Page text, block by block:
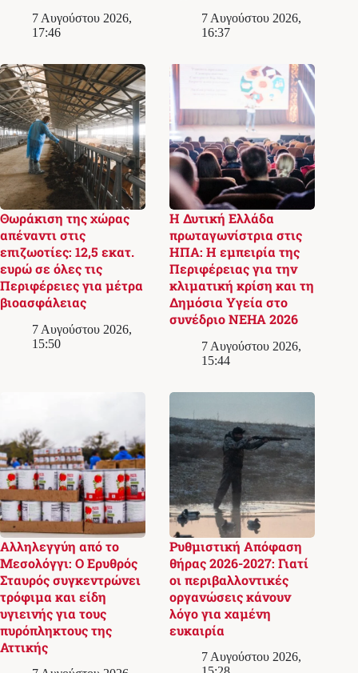
7 Αυγούστου 2026,
17:46
7 Αυγούστου 2026,
16:37
Θωράκιση της χώρας
απέναντι στις
επιζωοτίες: 12,5 εκατ.
ευρώ σε όλες τις
Περιφέρειες για μέτρα
βιοασφάλειας
7 Αυγούστου 2026,
15:50
Η Δυτική Ελλάδα
πρωταγωνίστρια στις
ΗΠΑ: Η εμπειρία της
Περιφέρειας για την
κλιματική κρίση και τη
Δημόσια Υγεία στο
συνέδριο NEHA 2026
7 Αυγούστου 2026,
15:44
Αλληλεγγύη από το
Μεσολόγγι: Ο Ερυθρός
Σταυρός συγκεντρώνει
τρόφιμα και είδη
υγιεινής για τους
πυρόπληκτους της
Αττικής
Ρυθμιστική Απόφαση
θήρας 2026-2027: Γιατί
οι περιβαλλοντικές
οργανώσεις κάνουν
λόγο για χαμένη
ευκαιρία
7 Αυγούστου 2026,